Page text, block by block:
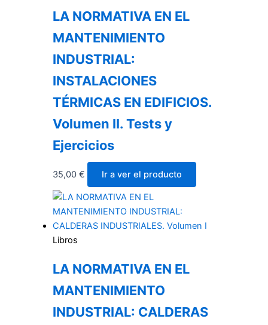
LA NORMATIVA EN EL
MANTENIMIENTO
INDUSTRIAL:
INSTALACIONES
TÉRMICAS EN EDIFICIOS.
Volumen II. Tests y
Ejercicios
35,00 € Ir a ver el producto
Libros
LA NORMATIVA EN EL
MANTENIMIENTO
INDUSTRIAL: CALDERAS